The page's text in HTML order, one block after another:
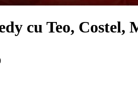
cu Teo,